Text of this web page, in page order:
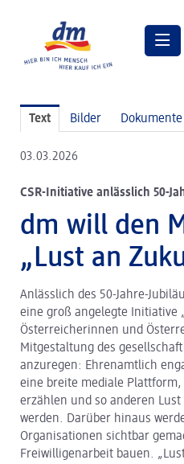
Pressebilder
dm Geschäftsführung
dm Markt
dm friseurstudio
dm kosmetikstudio
Verantwortung
Lehre bei dm
Arbeiten bei dm
dm Online Shop
PAYBACK
Text Bilder Dokumente
03.03.2026
CSR-Initiative anlässlich 50-
dm will den
„Lust an
Anlässlich des 50-Jahre-
eine groß angelegte Initiative
Österreicherinnen und
Mitgestaltung des
anzuregen: Ehrenamtlich
eine breite mediale
erzählen und so anderen
werden. Darüber hinaus
Organisationen sichtbar
Freiwilligenarbeit bauen.